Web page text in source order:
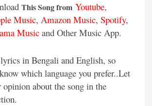
This Song from Youtube,
Music, Amazon Music, Spotify,
Musicand Other Music App.
in Bengali and English, so
which language you prefer..Let
opinion about the song in the